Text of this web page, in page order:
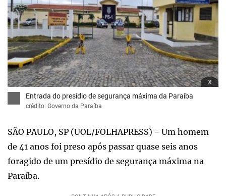
x
Entrada do presídio de segurança máxima da Paraíba
crédito: Governo da Paraíba
SÃO PAULO, SP (UOL/FOLHAPRESS) - Um homem
de 41 anos foi preso após passar quase seis anos
foragido de um presídio de segurança máxima na
Paraíba.